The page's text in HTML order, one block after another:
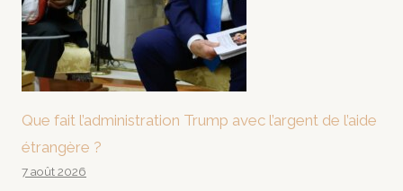
Que fait l’administration Trump avec l’argent de l’aide
étrangère ?
7 août 2026